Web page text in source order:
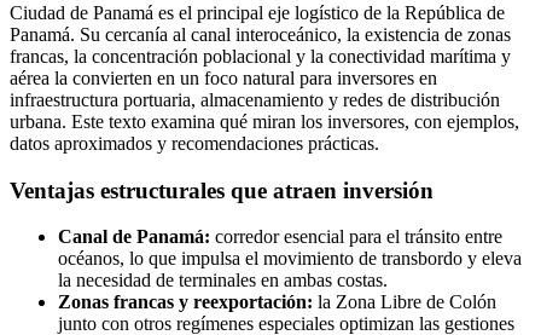
Ciudad de Panamá es el principal eje logístico de la República de
Panamá. Su cercanía al canal interoceánico, la existencia de zonas
francas, la concentración poblacional y la conectividad marítima y
aérea la convierten en un foco natural para inversores en
infraestructura portuaria, almacenamiento y redes de distribución
urbana. Este texto examina qué miran los inversores, con ejemplos,
datos aproximados y recomendaciones prácticas.
Ventajas estructurales que atraen inversión
Canal de Panamá: corredor esencial para el tránsito entre
océanos, lo que impulsa el movimiento de transbordo y eleva
la necesidad de terminales en ambas costas.
Zonas francas y reexportación: la Zona Libre de Colón
junto con otros regímenes especiales optimizan las gestiones